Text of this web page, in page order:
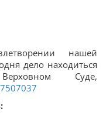
нашей
дело находиться
Суде,